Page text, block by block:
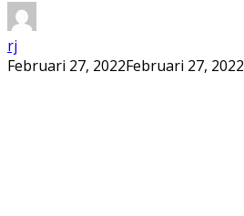
rj
Februari 27, 2022Februari 27, 2022